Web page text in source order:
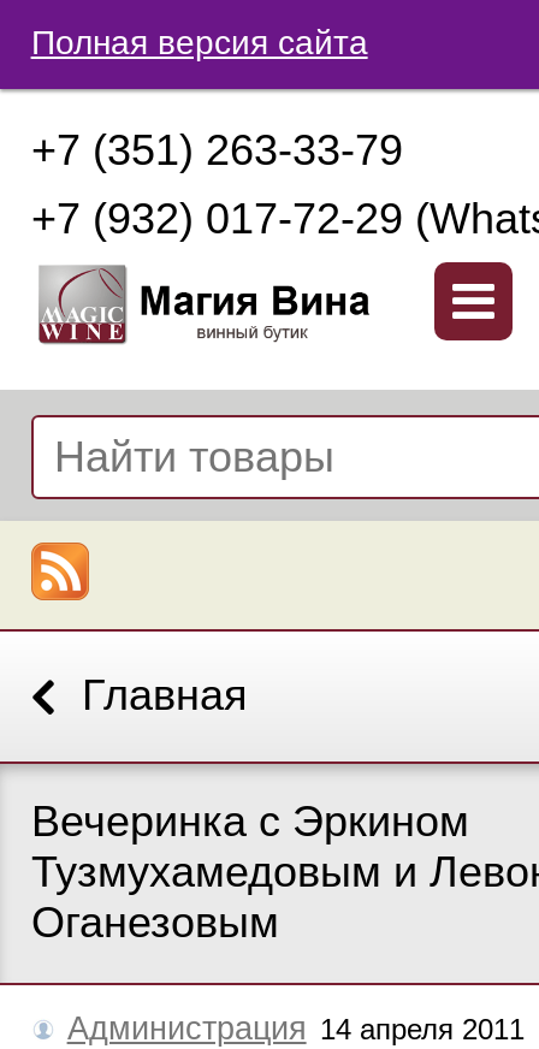
Полная версия сайта
+7 (351) 263-33-79
+7 (932) 017-72-29
Главная
Вечеринка с Эркином
Тузмухамедовым и
Оганезовым
Администрация 14 апреля 2011